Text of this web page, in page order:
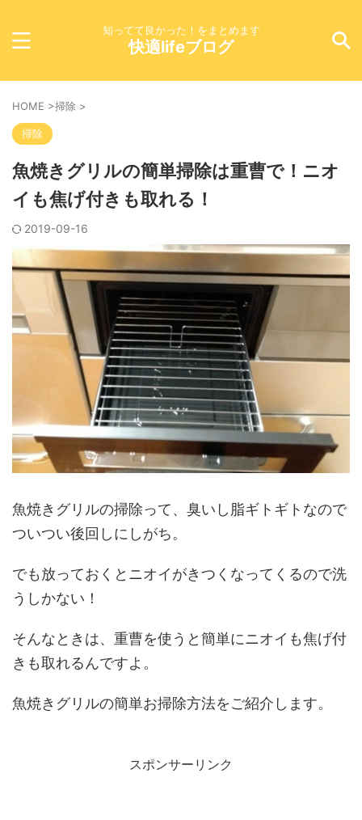
知ってて良かった！をまとめます
快適lifeブログ
HOME >掃除 >
掃除
魚焼きグリルの簡単掃除は重曹で！ニオ
イも焦げ付きも取れる！
2019-09-16
魚焼きグリルの掃除って、臭いし脂ギトギトなので
ついつい後回しにしがち。
でも放っておくとニオイがきつくなってくるので洗
うしかない！
そんなときは、重曹を使うと簡単にニオイも焦げ付
きも取れるんですよ。
魚焼きグリルの簡単お掃除方法をご紹介します。
スポンサーリンク